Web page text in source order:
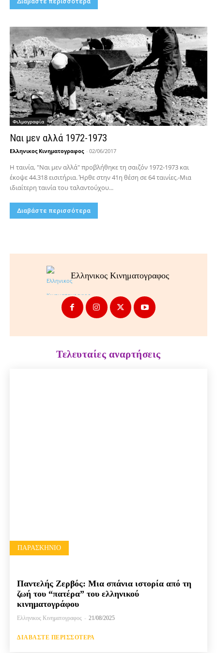
Φιλμογραφία
Ναι μεν αλλά 1972-1973
Ελληνικος Κινηματογραφος - 02/06/2017
Η ταινία, "Ναι μεν αλλά" προβλήθηκε τη σαιζόν 1972-1973 και
έκοψε 44.318 εισιτήρια. Ήρθε στην 41η θέση σε 64 ταινίες.-Μια
ιδιαίτερη ταινία του ταλαντούχου...
Διαβάστε περισσότερα
Ελληνικος Κινηματογραφος
Τελευταίες αναρτήσεις
ΠΑΡΑΣΚΉΝΙΟ
Παντελής Ζερβός: Μια σπάνια ιστορία από τη
ζωή του “πατέρα” του ελληνικού
κινηματογράφου
Ελληνικος Κινηματογραφος - 21/08/2025
ΔΙΑΒΆΣΤΕ ΠΕΡΙΣΣΌΤΕΡΑ